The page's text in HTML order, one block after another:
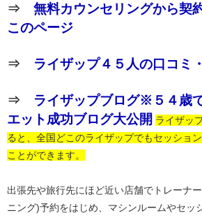
⇒ 無料カウンセリングから契
このページ
⇒ ライザップ４５人の口コミ
⇒ ライザップブログ※５４歳
エット成功ブログ大公開 ライザッ
ると、全国どこのライザップでもセッショ
ことができます。
出張先や旅行先にほど近い店舗でトレーナ
ニング)予約をはじめ、マシンルームやセッ